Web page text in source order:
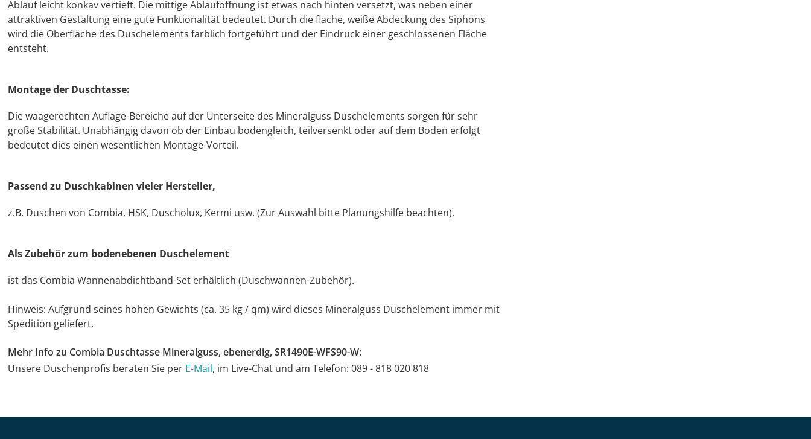
Ablauf leicht konkav vertieft. Die mittige Ablauföffnung ist etwas nach hinten versetzt, was neben einer
attraktiven Gestaltung eine gute Funktionalität bedeutet. Durch die flache, weiße Abdeckung des Siphons
wird die Oberfläche des Duschelements farblich fortgeführt und der Eindruck einer geschlossenen Fläche
entsteht.
Montage der Duschtasse:
Die waagerechten Auflage-Bereiche auf der Unterseite des Mineralguss Duschelements sorgen für sehr
große Stabilität. Unabhängig davon ob der Einbau bodengleich, teilversenkt oder auf dem Boden erfolgt
bedeutet dies einen wesentlichen Montage-Vorteil.
Passend zu Duschkabinen vieler Hersteller,
z.B. Duschen von Combia, HSK, Duscholux, Kermi usw. (Zur Auswahl bitte Planungshilfe beachten).
Als Zubehör zum bodenebenen Duschelement
ist das Combia Wannenabdichtband-Set erhältlich (Duschwannen-Zubehör).
Hinweis: Aufgrund seines hohen Gewichts (ca. 35 kg / qm) wird dieses Mineralguss Duschelement immer mit
Spedition geliefert.
Mehr Info zu Combia Duschtasse Mineralguss, ebenerdig, SR1490E-WFS90-W:
Unsere Duschenprofis beraten Sie per E-Mail, im Live-Chat und am Telefon: 089 - 818 020 818